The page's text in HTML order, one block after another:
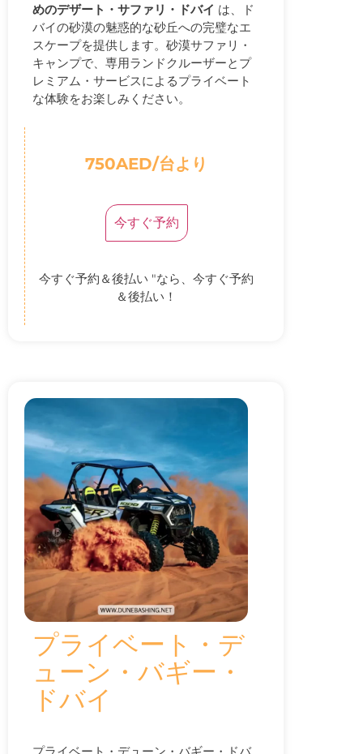
めのデザート・サファリ・ドバイ は、ド
バイの砂漠の魅惑的な砂丘への完璧なエ
スケープを提供します。砂漠サファリ・
キャンプで、専用ランドクルーザーとプ
レミアム・サービスによるプライベート
な体験をお楽しみください。
750AED/台より
今すぐ予約
今すぐ予約＆後払い "なら、今すぐ予約
＆後払い！
プライベート・デ
ューン・バギー・
ドバイ